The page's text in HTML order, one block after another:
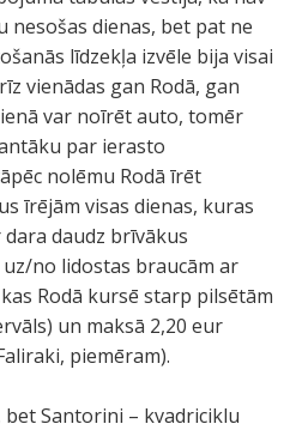
nesošas dienas, bet pat ne
līdzekļa izvēle bija visai
vienādas gan Rodā, gan
var noīrēt auto, tomēr
par ierasto
nolēmu Rodā īrēt
īrējām visas dienas, kuras
daudz brīvākus
no lidostas braucām ar
Rodā kursē starp pilsētām
un maksā 2,20 eur
piemēram).
Santorini – kvadriciklu